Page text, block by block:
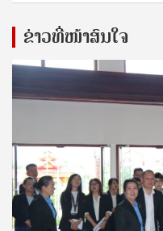
ຂ່າວທີ່ໜ້າສົນໃຈ